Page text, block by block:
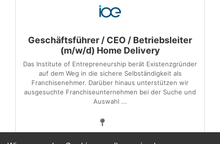
Geschäftsführer / CEO / Betriebsleiter
(m/w/d) Home Delivery
Das Institute of Entrepreneurship berät Existenzgründer
auf dem Weg in die sichere Selbständigkeit als
Franchisenehmer. Darüber hinaus unterstützen wir
ausgesuchte Franchise­unternehmen bei der Suche und
Auswahl ...